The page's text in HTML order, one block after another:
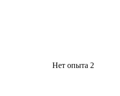
Нет опыта 2